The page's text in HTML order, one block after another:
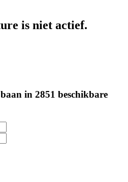
is niet actief.
in 2851 beschikbare